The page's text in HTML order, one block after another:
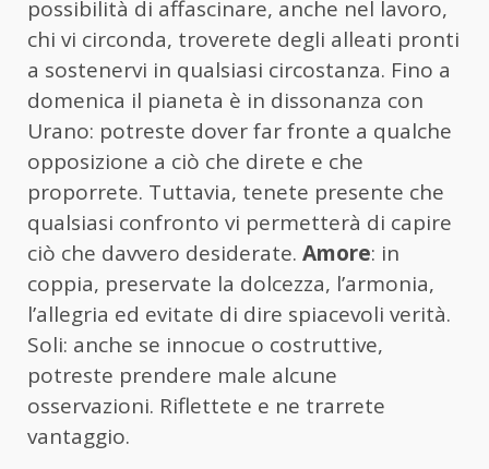
possibilità di affascinare, anche nel lavoro,
chi vi circonda, troverete degli alleati pronti
a sostenervi in qualsiasi circostanza. Fino a
domenica il pianeta è in dissonanza con
Urano: potreste dover far fronte a qualche
opposizione a ciò che direte e che
proporrete. Tuttavia, tenete presente che
qualsiasi confronto vi permetterà di capire
ciò che davvero desiderate. Amore: in
coppia, preservate la dolcezza, l’armonia,
l’allegria ed evitate di dire spiacevoli verità.
Soli: anche se innocue o costruttive,
potreste prendere male alcune
osservazioni. Riflettete e ne trarrete
vantaggio.